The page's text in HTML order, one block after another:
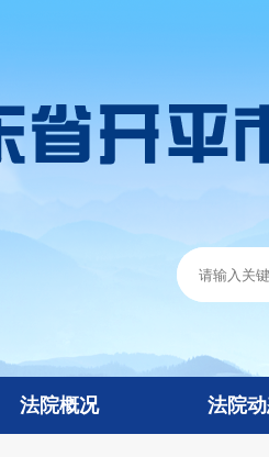
法院概况 法院